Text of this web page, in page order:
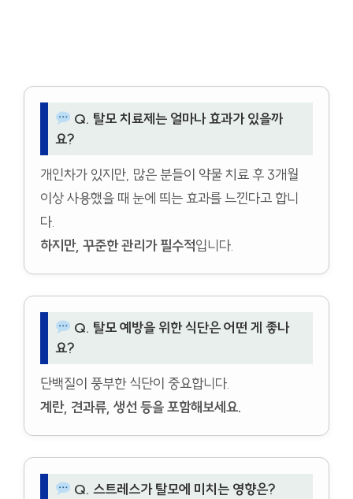
Q. 탈모 치료제는 얼마나 효과가 있을까
요?
개인차가 있지만, 많은 분들이 약물 치료 후 3개월
이상 사용했을 때 눈에 띄는 효과를 느낀다고 합니
다.
하지만, 꾸준한 관리가 필수적입니다.
Q. 탈모 예방을 위한 식단은 어떤 게 좋나
요?
단백질이 풍부한 식단이 중요합니다.
계란, 견과류, 생선 등을 포함해보세요.
Q. 스트레스가 탈모에 미치는 영향은?